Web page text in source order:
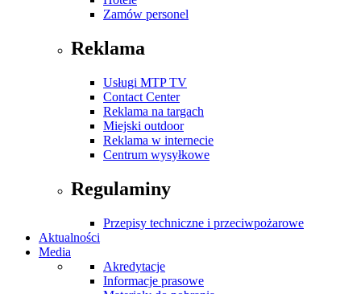
Zamów personel
Reklama
Usługi MTP TV
Contact Center
Reklama na targach
Miejski outdoor
Reklama w internecie
Centrum wysyłkowe
Regulaminy
Przepisy techniczne i przeciwpożarowe
Aktualności
Media
Akredytacje
Informacje prasowe